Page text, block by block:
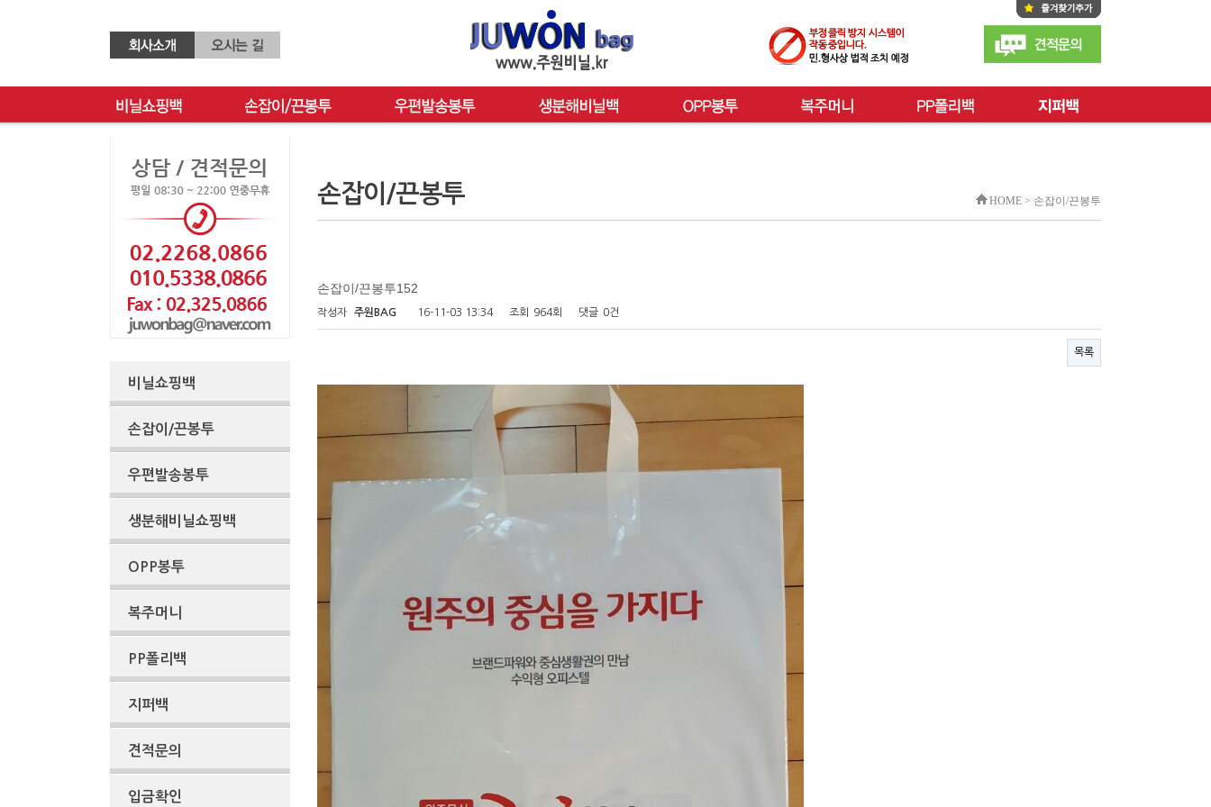
비닐쇼핑백
손잡이/끈봉투
우편발송봉투
생분해비닐쇼핑백
OPP봉투
복주머니
PP폴리백
지퍼백
견적문의
입금확인
손잡이/끈봉투 HOME > 손잡이/끈봉투
손잡이/끈봉투152
작성자 주원BAG 16-11-03 13:34 조회 964회 댓글 0건
목록